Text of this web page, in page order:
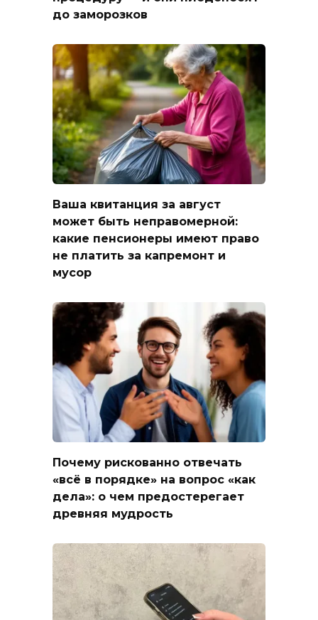
до заморозков
Ваша квитанция за август
может быть неправомерной:
какие пенсионеры имеют право
не платить за капремонт и
мусор
Почему рискованно отвечать
«всё в порядке» на вопрос «как
дела»: о чем предостерегает
древняя мудрость